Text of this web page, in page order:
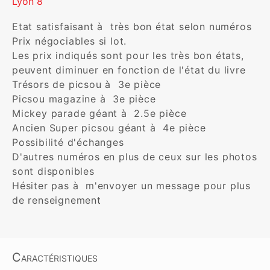
Etat satisfaisant à  très bon état selon numéros
Prix négociables si lot.
Les prix indiqués sont pour les très bon états,
peuvent diminuer en fonction de l'état du livre
Trésors de picsou à  3e pièce
Picsou magazine à  3e pièce
Mickey parade géant à  2.5e pièce
Ancien Super picsou géant à  4e pièce
Possibilité d'échanges
D'autres numéros en plus de ceux sur les photos
sont disponibles
Hésiter pas à  m'envoyer un message pour plus
de renseignement
Caractéristiques